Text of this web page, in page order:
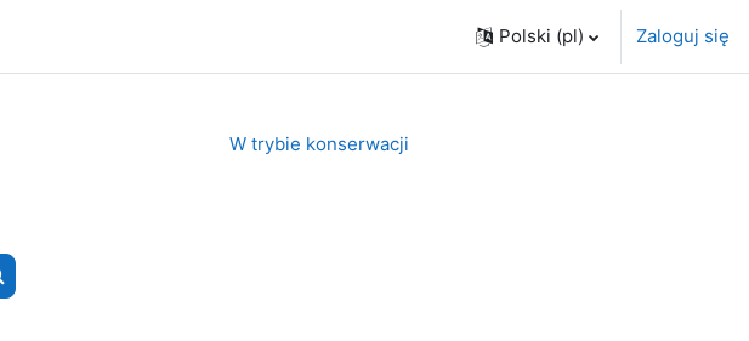
Polski ‎(pl)‎ Zaloguj się
W trybie konserwacji
kursy